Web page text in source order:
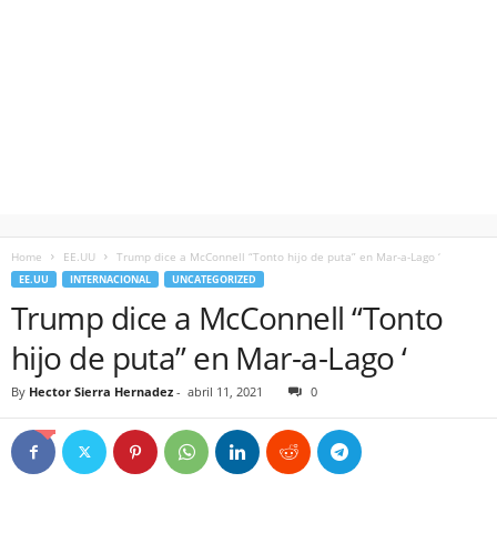
Home EE.UU Trump dice a McConnell “Tonto hijo de puta” en Mar-a-Lago ‘
EE.UU INTERNACIONAL UNCATEGORIZED
Trump dice a McConnell “Tonto
hijo de puta” en Mar-a-Lago ‘
By Hector Sierra Hernadez - abril 11, 2021 0